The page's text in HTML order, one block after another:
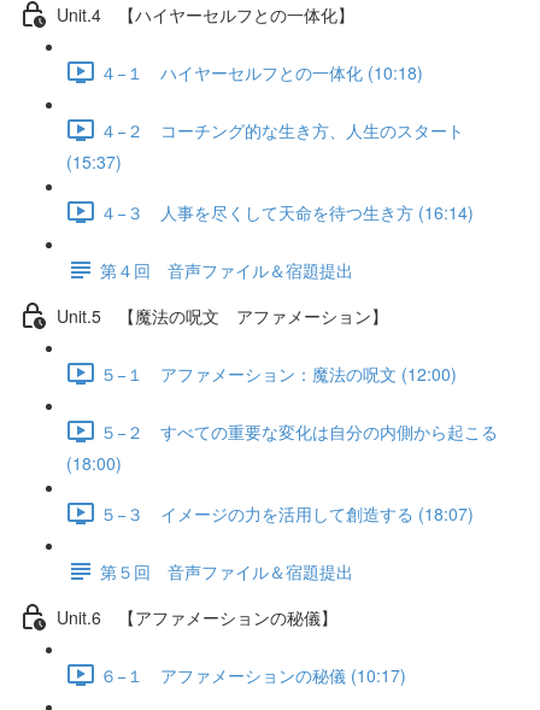
Unit.4 【ハイヤーセルフとの一体化】
４−１ ハイヤーセルフとの一体化 (10:18)
４−２ コーチング的な生き方、人生のスタート
(15:37)
４−３ 人事を尽くして天命を待つ生き方 (16:14)
第４回 音声ファイル＆宿題提出
Unit.5 【魔法の呪文 アファメーション】
５−１ アファメーション：魔法の呪文 (12:00)
５−２ すべての重要な変化は自分の内側から起こる
(18:00)
５−３ イメージの力を活用して創造する (18:07)
第５回 音声ファイル＆宿題提出
Unit.6 【アファメーションの秘儀】
６−１ アファメーションの秘儀 (10:17)